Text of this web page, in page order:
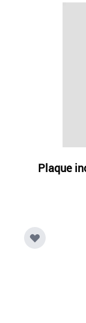
Plaque